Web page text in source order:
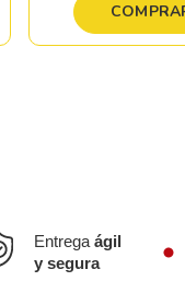
Entregaágil
y segura